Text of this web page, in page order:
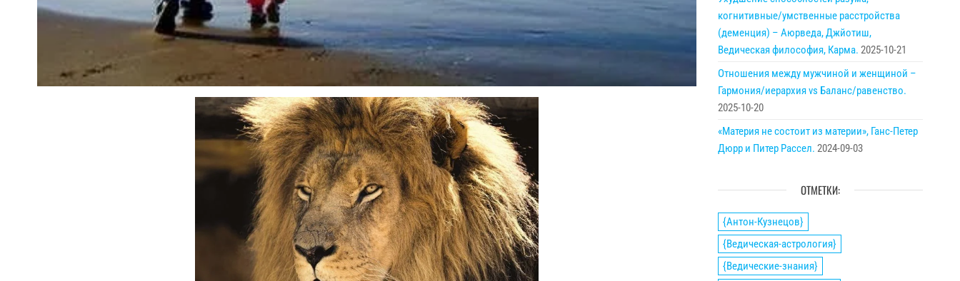
когнитивные/умственные расстройства
(деменция) – Аюрведа, Джйотиш,
Ведическая философия, Карма. 2025-10-21
Отношения между мужчиной и женщиной –
Гармония/иерархия vs Баланс/равенство.
2025-10-20
«Материя не состоит из материи», Ганс-Петер
Дюрр и Питер Рассел. 2024-09-03
ОТМЕТКИ:
{Антон-Кузнецов}
{Ведическая-астрология}
{Ведические-знания}